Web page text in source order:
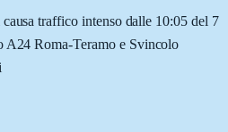
traffico intenso dalle 10:05 del 7
A24 Roma-Teramo e Svincolo